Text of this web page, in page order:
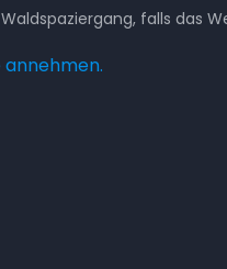
falls das